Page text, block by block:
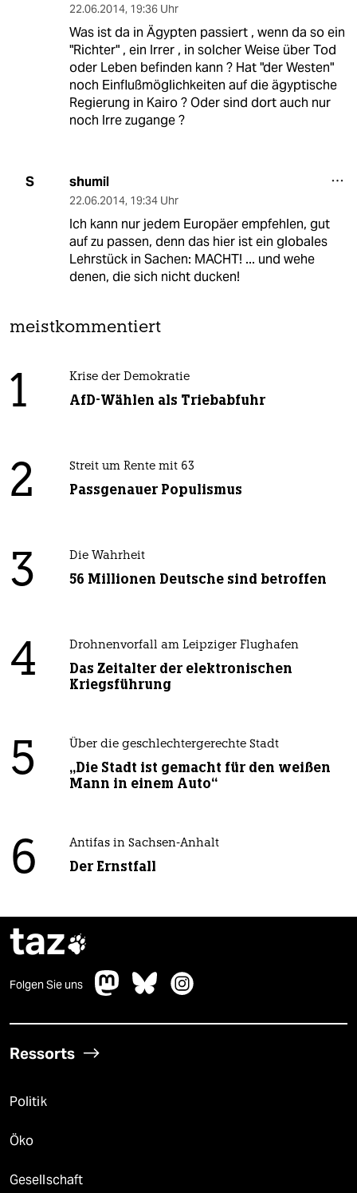
22.06.2014, 19:36 Uhr
Was ist da in Ägypten passiert , wenn da so ein
"Richter" , ein Irrer , in solcher Weise über Tod
oder Leben befinden kann ? Hat "der Westen"
noch Einflußmöglichkeiten auf die ägyptische
Regierung in Kairo ? Oder sind dort auch nur
noch Irre zugange ?
S shumil
22.06.2014, 19:34 Uhr
Ich kann nur jedem Europäer empfehlen, gut
auf zu passen, denn das hier ist ein globales
Lehrstück in Sachen: MACHT! ... und wehe
denen, die sich nicht ducken!
meistkommentiert
1 Krise der Demokratie
AfD-Wählen als Triebabfuhr
2 Streit um Rente mit 63
Passgenauer Populismus
3 Die Wahrheit
56 Millionen Deutsche sind betroffen
4 Drohnenvorfall am Leipziger Flughafen
Das Zeitalter der elektronischen
Kriegsführung
5 Über die geschlechtergerechte Stadt
„Die Stadt ist gemacht für den weißen
Mann in einem Auto“
6 Antifas in Sachsen-Anhalt
Der Ernstfall
taz
Folgen Sie uns
Ressorts
Politik
Öko
Gesellschaft